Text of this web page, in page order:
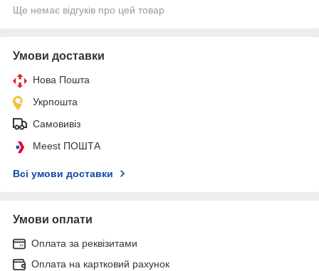
Ще немає відгуків про цей товар
Умови доставки
Нова Пошта
Укрпошта
Самовивіз
Meest ПОШТА
Всі умови доставки
Умови оплати
Оплата за реквізитами
Оплата на картковий рахунок